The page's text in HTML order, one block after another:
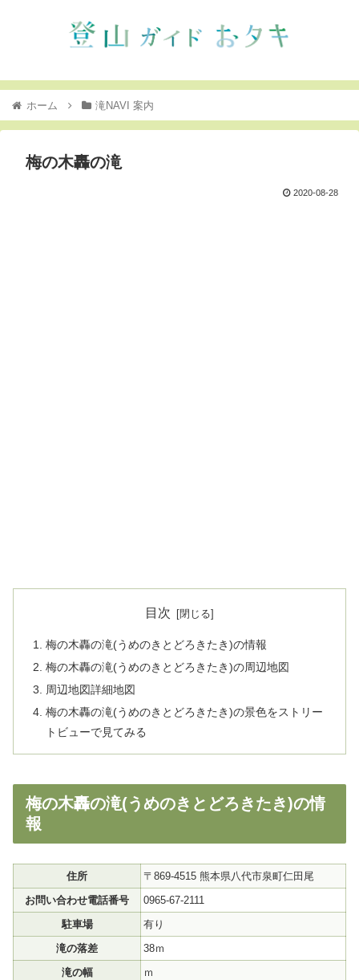
ホーム 滝NAVI 案内
梅の木轟の滝
2020-08-28
目次
梅の木轟の滝(うめのきとどろきたき)の情報
梅の木轟の滝(うめのきとどろきたき)の周辺地図
周辺地図詳細地図
梅の木轟の滝(うめのきとどろきたき)の景色をストリー
トビューで見てみる
梅の木轟の滝(うめのきとどろきたき)の情
報
住所
〒869-4515 熊本県八代市泉町仁田尾
お問い合わせ電話番号
0965-67-2111
駐車場
有り
滝の落差
38ｍ
滝の幅
ｍ